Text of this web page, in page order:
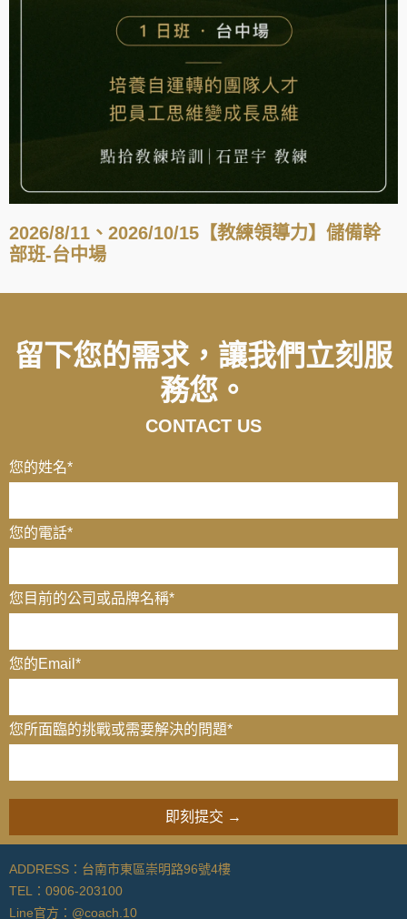
2026/8/11、2026/10/15【教練領導力】儲備幹
部班-台中場
留下您的需求，讓我們立刻服
務您。
CONTACT US
您的姓名*
您的電話*
您目前的公司或品牌名稱*
您的Email *
您所面臨的挑戰或需要解決的問題*
ADDRESS：台南市東區崇明路96號4樓
TEL：0906-203100
Line官方：@coach.10